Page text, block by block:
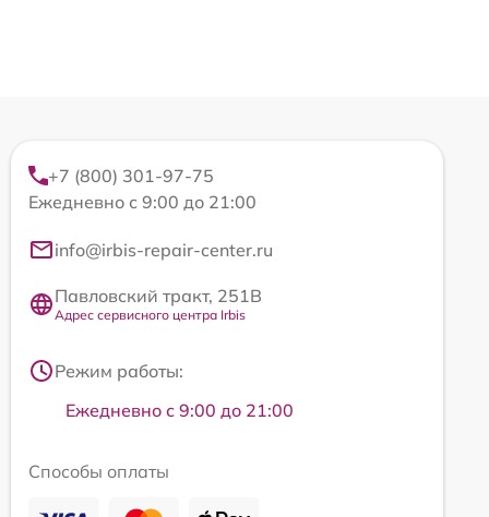
+7 (800) 301-97-75
Ежедневно с 9:00 до 21:00
info@irbis-repair-center.ru
Павловский тракт, 251В
Адрес сервисного центра Irbis
Режим работы:
Ежедневно с 9:00 до 21:00
Способы оплаты